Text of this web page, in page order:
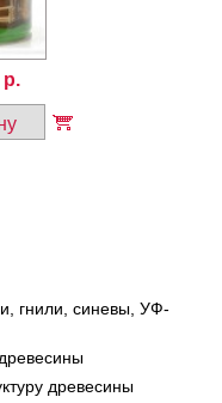
гнили, синевы, УФ-
древесины